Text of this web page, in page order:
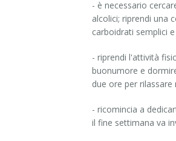
- è necessario
alcolici; riprendi una
carboidrati semplici
- riprendi l'attività
buonumore e
due ore per rilassare
- ricomincia a
il fine settimana va